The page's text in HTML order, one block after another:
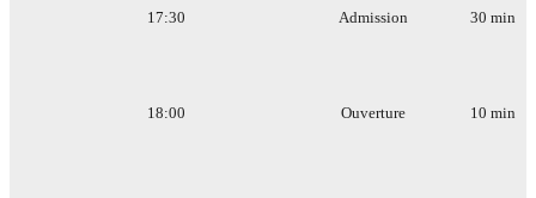
17:30 Admission 30 min
18:00 Ouverture 10 min